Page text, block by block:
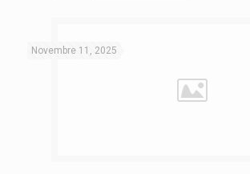
Novembre 11, 2025